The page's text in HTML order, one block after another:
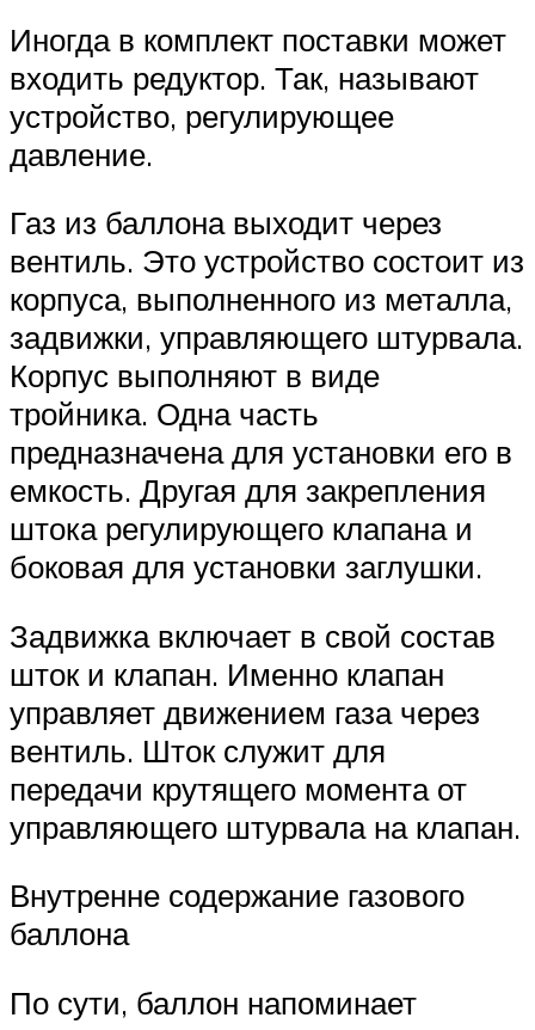
Иногда в комплект поставки может
входить редуктор. Так, называют
устройство, регулирующее
давление.
Газ из баллона выходит через
вентиль. Это устройство состоит из
корпуса, выполненного из металла,
задвижки, управляющего штурвала.
Корпус выполняют в виде
тройника. Одна часть
предназначена для установки его в
емкость. Другая для закрепления
штока регулирующего клапана и
боковая для установки заглушки.
Задвижка включает в свой состав
шток и клапан. Именно клапан
управляет движением газа через
вентиль. Шток служит для
передачи крутящего момента от
управляющего штурвала на клапан.
Внутренне содержание газового
баллона
По сути, баллон напоминает